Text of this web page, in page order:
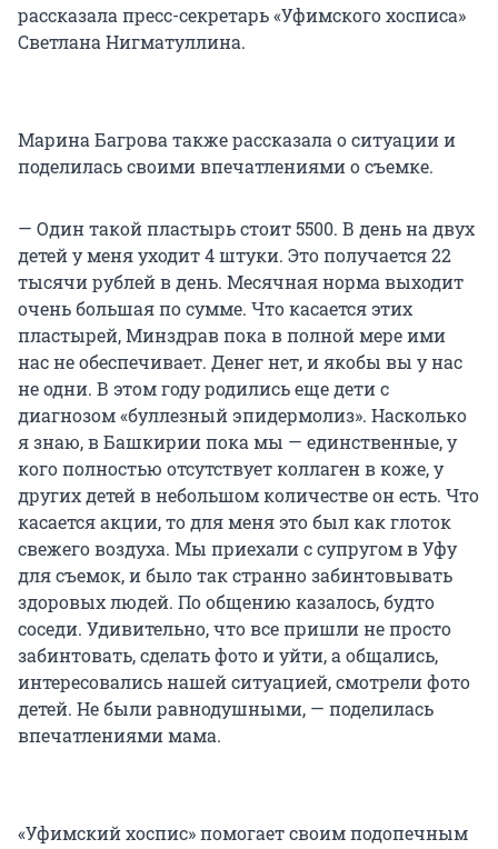
рассказала пресс-секретарь «Уфимского хосписа»
Светлана Нигматуллина.
Марина Багрова также рассказала о ситуации и
поделилась своими впечатлениями о съемке.
— Один такой пластырь стоит 5500. В день на двух
детей у меня уходит 4 штуки. Это получается 22
тысячи рублей в день. Месячная норма выходит
очень большая по сумме. Что касается этих
пластырей, Минздрав пока в полной мере ими
нас не обеспечивает. Денег нет, и якобы вы у нас
не одни. В этом году родились еще дети с
диагнозом «буллезный эпидермолиз». Насколько
я знаю, в Башкирии пока мы — единственные, у
кого полностью отсутствует коллаген в коже, у
других детей в небольшом количестве он есть. Что
касается акции, то для меня это был как глоток
свежего воздуха. Мы приехали с супругом в Уфу
для съемок, и было так странно забинтовывать
здоровых людей. По общению казалось, будто
соседи. Удивительно, что все пришли не просто
забинтовать, сделать фото и уйти, а общались,
интересовались нашей ситуацией, смотрели фото
детей. Не были равнодушными, — поделилась
впечатлениями мама.
«Уфимский хоспис» помогает своим подопечным